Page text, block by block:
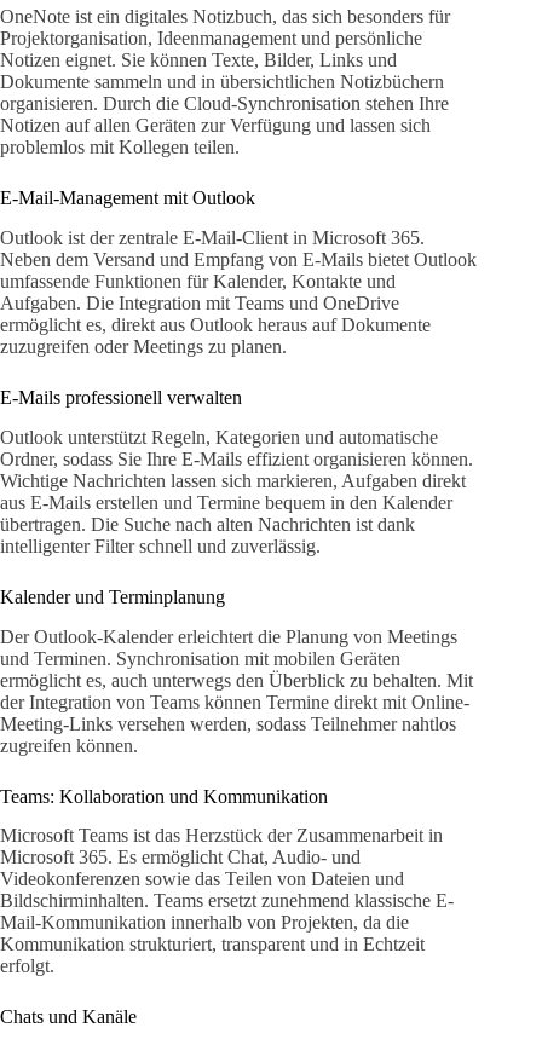
OneNote ist ein digitales Notizbuch, das sich besonders für
Projektorganisation, Ideenmanagement und persönliche
Notizen eignet. Sie können Texte, Bilder, Links und
Dokumente sammeln und in übersichtlichen Notizbüchern
organisieren. Durch die Cloud-Synchronisation stehen Ihre
Notizen auf allen Geräten zur Verfügung und lassen sich
problemlos mit Kollegen teilen.
E-Mail-Management mit Outlook
Outlook ist der zentrale E-Mail-Client in Microsoft 365.
Neben dem Versand und Empfang von E-Mails bietet Outlook
umfassende Funktionen für Kalender, Kontakte und
Aufgaben. Die Integration mit Teams und OneDrive
ermöglicht es, direkt aus Outlook heraus auf Dokumente
zuzugreifen oder Meetings zu planen.
E-Mails professionell verwalten
Outlook unterstützt Regeln, Kategorien und automatische
Ordner, sodass Sie Ihre E-Mails effizient organisieren können.
Wichtige Nachrichten lassen sich markieren, Aufgaben direkt
aus E-Mails erstellen und Termine bequem in den Kalender
übertragen. Die Suche nach alten Nachrichten ist dank
intelligenter Filter schnell und zuverlässig.
Kalender und Terminplanung
Der Outlook-Kalender erleichtert die Planung von Meetings
und Terminen. Synchronisation mit mobilen Geräten
ermöglicht es, auch unterwegs den Überblick zu behalten. Mit
der Integration von Teams können Termine direkt mit Online-
Meeting-Links versehen werden, sodass Teilnehmer nahtlos
zugreifen können.
Teams: Kollaboration und Kommunikation
Microsoft Teams ist das Herzstück der Zusammenarbeit in
Microsoft 365. Es ermöglicht Chat, Audio- und
Videokonferenzen sowie das Teilen von Dateien und
Bildschirminhalten. Teams ersetzt zunehmend klassische E-
Mail-Kommunikation innerhalb von Projekten, da die
Kommunikation strukturiert, transparent und in Echtzeit
erfolgt.
Chats und Kanäle